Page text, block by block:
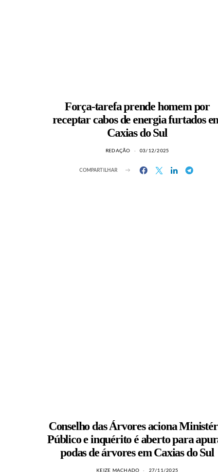
Força-tarefa prende homem por
receptar cabos de energia furtados
Caxias do Sul
REDAÇÃO 03/12/2025
COMPARTILHAR
Conselho das Árvores aciona
Público e inquérito é aberto para
podas de árvores em Caxias do Sul
KEIZE MACHADO 27/11/2025